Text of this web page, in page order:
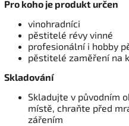
Pro koho je produkt určen
vinohradníci
pěstitelé révy vinné
profesionální i hobby
pěstitelé zaměření na
Skladování
Skladujte v původním
místě, chraňte před
zářením